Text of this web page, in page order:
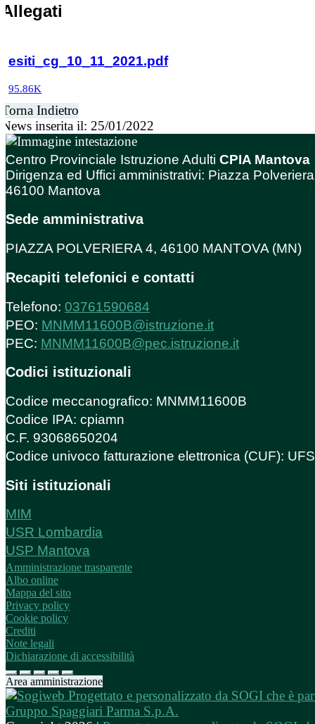
Allegati
esiti_cg_10_11_2021.pdf
95.86K
Torna Indietro
News inserita il: 25/01/2022
Centro Provinciale Istruzione Adulti CPIA Mantova
Dirigenza ed Uffici amministrativi: Piazza
46100 Mantova
Sede amministrativa
PIAZZA POLVERIERA 4, 46100 MANTOVA (MN)
Recapiti telefonici e contatti
Telefono: 03761590684
PEO: MNMM11600B@istruzione.it
PEC: MNMM11600B@pec.istruzione.it
Codici istituzionali
Codice meccanografico: MNMM11600B
Codice IPA: cpiamn
C.F. 93068650204
Codice univoco fatturazione elettronica (CUF):
Siti istituzionali
MIM
USR Lombardia
USP Mantova
Amministrazione trasparente
Albo online
Mappa del sito
Privacy policy
Cookie policy
Crediti
Note legali
Dichiarazione di accessibilità
Area amministrazione